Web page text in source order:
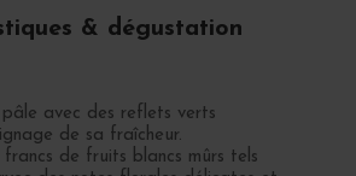
& dégustation
pâle avec des reflets verts
de sa fraîcheur.
francs de fruits blancs mûrs tels